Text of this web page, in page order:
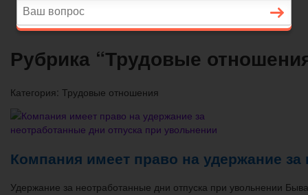
Вопросы и ответы
Рубрика “Трудовые
Категория: Трудовые отношения
Компания имеет право на удержание
Удержание за неотработанные дни отпуска при увольнении